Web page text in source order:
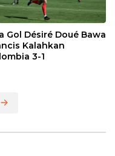
Gol Désiré Doué Bawa
Kalahkan
3-1